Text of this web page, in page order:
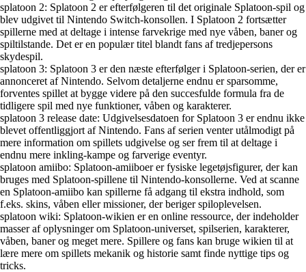
splatoon 2: Splatoon 2 er efterfølgeren til det originale Splatoon-spil og
blev udgivet til Nintendo Switch-konsollen. I Splatoon 2 fortsætter
spillerne med at deltage i intense farvekrige med nye våben, baner og
spiltilstande. Det er en populær titel blandt fans af tredjepersons
skydespil.
splatoon 3: Splatoon 3 er den næste efterfølger i Splatoon-serien, der er
annonceret af Nintendo. Selvom detaljerne endnu er sparsomme,
forventes spillet at bygge videre på den succesfulde formula fra de
tidligere spil med nye funktioner, våben og karakterer.
splatoon 3 release date: Udgivelsesdatoen for Splatoon 3 er endnu ikke
blevet offentliggjort af Nintendo. Fans af serien venter utålmodigt på
mere information om spillets udgivelse og ser frem til at deltage i
endnu mere inkling-kampe og farverige eventyr.
splatoon amiibo: Splatoon-amiiboer er fysiske legetøjsfigurer, der kan
bruges med Splatoon-spillene til Nintendo-konsollerne. Ved at scanne
en Splatoon-amiibo kan spillerne få adgang til ekstra indhold, som
f.eks. skins, våben eller missioner, der beriger spiloplevelsen.
splatoon wiki: Splatoon-wikien er en online ressource, der indeholder
masser af oplysninger om Splatoon-universet, spilserien, karakterer,
våben, baner og meget mere. Spillere og fans kan bruge wikien til at
lære mere om spillets mekanik og historie samt finde nyttige tips og
tricks.